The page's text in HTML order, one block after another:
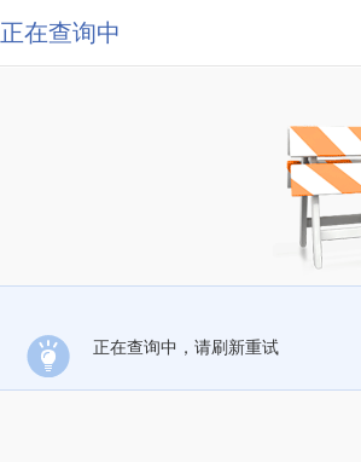
正在查询中
正在查询中，请刷新重试